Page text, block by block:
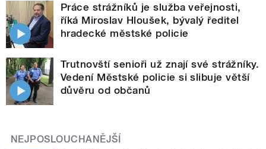
Práce strážníků je služba veřejnosti,
říká Miroslav Hloušek, bývalý ředitel
hradecké městské policie
Trutnovští senioři už znají své strážníky.
Vedení Městské policie si slibuje větší
důvěru od občanů
NEJPOSLOUCHANĚJŠÍ